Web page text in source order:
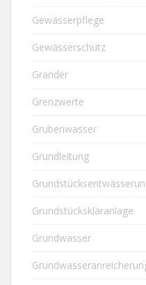
Gewässerpflege
Gewässerschutz
Grander
Grenzwerte
Grubenwasser
Grundleitung
Grundstückskläranlage
Grundwasser